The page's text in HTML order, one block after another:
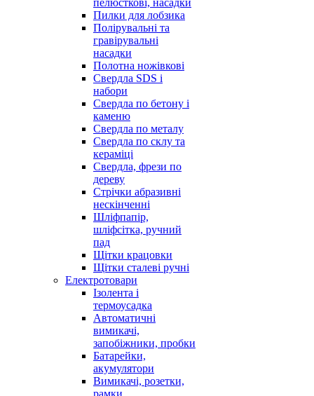
пелюсткові, насадки
Пилки для лобзика
Полірувальні та
гравірувальні
насадки
Полотна ножівкові
Свердла SDS і
набори
Свердла по бетону і
каменю
Свердла по металу
Свердла по склу та
кераміці
Свердла, фрези по
дереву
Стрічки абразивні
нескінченні
Шліфпапір,
шліфсітка, ручний
пад
Щітки крацовки
Щітки сталеві ручні
Електротовари
Ізолента і
термоусадка
Автоматичні
вимикачі,
запобіжники, пробки
Батарейки,
акумулятори
Вимикачі, розетки,
рамки